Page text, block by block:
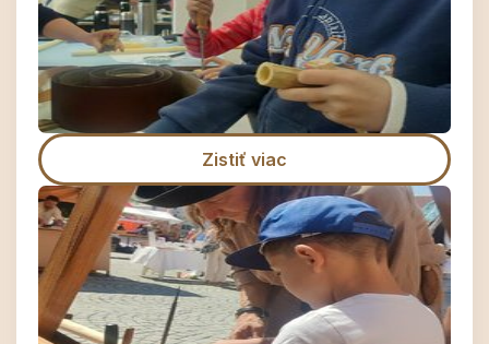
Zistiť viac